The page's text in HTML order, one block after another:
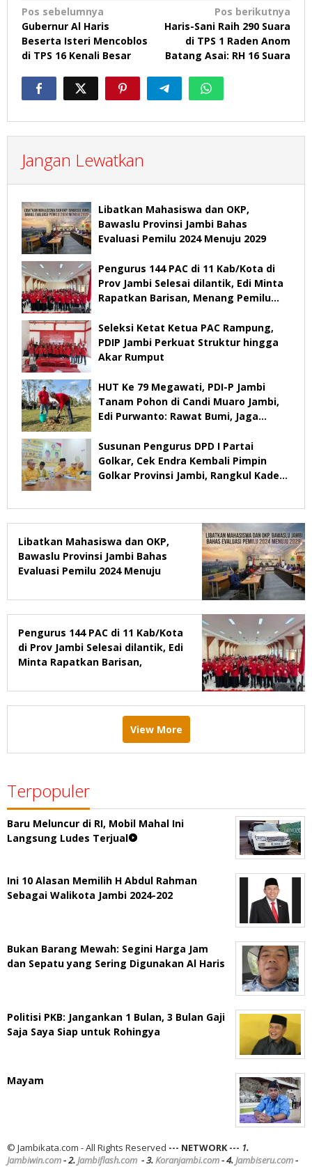
Navigasi
pos
Pos sebelumnya
Gubernur Al Haris
Beserta Isteri Mencoblos
di TPS 16 Kenali Besar
Pos berikutnya
Haris-Sani Raih 290 Suara
di TPS 1 Raden Anom
Batang Asai: RH 16 Suara
Jangan Lewatkan
Libatkan Mahasiswa dan OKP,
Bawaslu Provinsi Jambi Bahas
Evaluasi Pemilu 2024 Menuju 2029
Pengurus 144 PAC di 11 Kab/Kota di
Prov Jambi Selesai dilantik, Edi Minta
Rapatkan Barisan, Menang Pemilu
Seleksi Ketat Ketua PAC Rampung,
PDIP Jambi Perkuat Struktur hingga
Akar Rumput
HUT Ke 79 Megawati, PDI-P Jambi
Tanam Pohon di Candi Muaro Jambi,
Edi Purwanto: Rawat Bumi, Jaga
Susunan Pengurus DPD I Partai
Golkar, Cek Endra Kembali Pimpin
Golkar Provinsi Jambi, Rangkul Kader
Libatkan Mahasiswa dan OKP,
Bawaslu Provinsi Jambi Bahas
Evaluasi Pemilu 2024 Menuju
Pengurus 144 PAC di 11 Kab/Kota
di Prov Jambi Selesai dilantik, Edi
Minta Rapatkan Barisan,
View More
Terpopuler
Baru Meluncur di RI, Mobil Mahal Ini
Langsung Ludes Terjual
Ini 10 Alasan Memilih H Abdul Rahman
Sebagai Walikota Jambi 2024-202
Bukan Barang Mewah: Segini Harga Jam
dan Sepatu yang Sering Digunakan Al Haris
Politisi PKB: Jangankan 1 Bulan, 3 Bulan Gaji
Saja Saya Siap untuk Rohingya
Mayam
© Jambikata.com - All Rights Reserved --- NETWORK --- 1.
Jambiwin.com- 2.Jambiflash.com - 3.Koranjambi.com- 4.Jambiseru.com-